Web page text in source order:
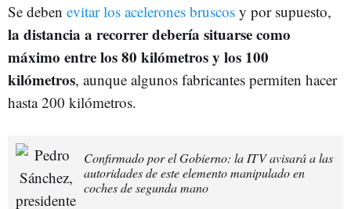
Se deben evitar los acelerones bruscos y por supuesto,
la distancia a recorrer debería situarse como
máximo entre los 80 kilómetros y los 100
kilómetros, aunque algunos fabricantes permiten hacer
hasta 200 kilómetros.
Confirmado por el Gobierno: la ITV avisará a las
autoridades de este elemento manipulado en
coches de segunda mano